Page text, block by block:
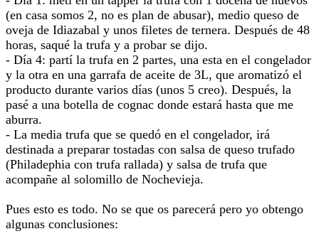
(en casa somos 2, no es plan de abusar), medio queso de
oveja de Idiazabal y unos filetes de ternera. Después de 48
horas, saqué la trufa y a probar se dijo.
- Día 4: partí la trufa en 2 partes, una esta en el congelador
y la otra en una garrafa de aceite de 3L, que aromatizó el
producto durante varios días (unos 5 creo). Después, la
pasé a una botella de cognac donde estará hasta que me
aburra.
- La media trufa que se quedó en el congelador, irá
destinada a preparar tostadas con salsa de queso trufado
(Philadephia con trufa rallada) y salsa de trufa que
acompañe al solomillo de Nochevieja.
Pues esto es todo. No se que os parecerá pero yo obtengo
algunas conclusiones: